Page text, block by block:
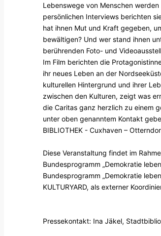
Lebenswege von Menschen
persönlichen Interviews berichten
hat ihnen Mut und Kraft gegeben,
bewältigen? Und wer stand ihnen
berührenden Foto- und
Im Film berichten die
ihr neues Leben an der
kulturellen Hintergrund und ihrer
zwischen den Kulturen, zeigt was
die Caritas ganz herzlich zu einem
unter oben genanntem Kontakt
BIBLIOTHEK - Cuxhaven –
Diese Veranstaltung findet im
Bundesprogramm „Demokratie
Bundesprogramm „Demokratie
KULTURYARD, als externer
Pressekontakt: Ina Jäkel,